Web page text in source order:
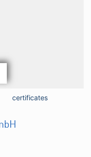
certificates